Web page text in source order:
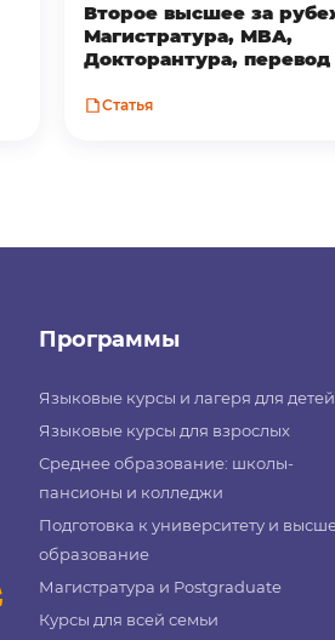
Второе высшее за
Магистратура, MBA,
Докторантура,
Статья
Программы
Языковые курсы и лагеря для детей
Языковые курсы для взрослых
Среднее образование: школы-
пансионы и колледжи
Подготовка к университету и
образование
Магистратура и Postgraduate
Курсы для всей семьи